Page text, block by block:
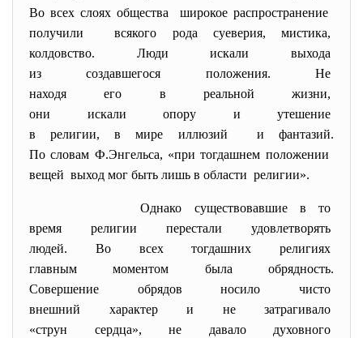
Во всех слоях общества широкое распространение
получили всякого рода суеверия, мистика,
колдовство. Люди искали выхода
из создавшегося положения. Не
находя его в реальной жизни,
они искали опору и утешение
в религии, в мире иллюзий и фантазий.
По словам Ф.Энгельса, «при тогдашнем положении
вещей выход мог быть лишь в области религии».
Однако существовавшие в то
время религии перестали удовлетворять
людей. Во всех тогдашних религиях
главным моментом была обрядность.
Совершение обрядов носило чисто
внешний характер и не затрагивало
«струн сердца», не давало духовного